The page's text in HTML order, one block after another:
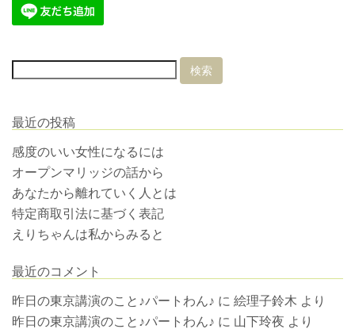
最近の投稿
感度のいい女性になるには
オープンマリッジの話から
あなたから離れていく人とは
特定商取引法に基づく表記
えりちゃんは私からみると
最近のコメント
昨日の東京講演のこと♪パートわん♪ に 絵理子鈴木 より
昨日の東京講演のこと♪パートわん♪ に 山下玲夜 より